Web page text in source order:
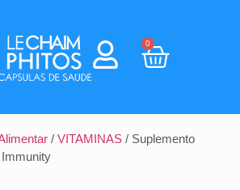
0
/ VITAMINAS / Suplemento